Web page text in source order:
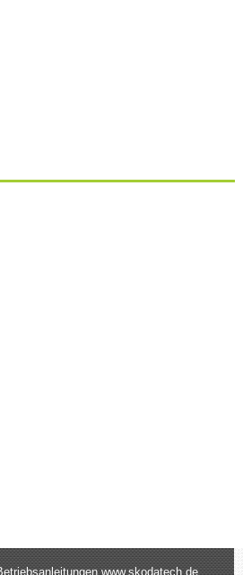
www.skodatech.de